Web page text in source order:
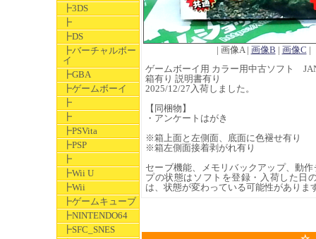
┣3DS
┣
┣DS
┣バーチャルボー
イ
┣GBA
┣ゲームボーイ
┣
┣
┣PSVita
┣PSP
┣
┣Wii U
┣Wii
┣ゲームキューブ
┣NINTENDO64
┣SFC_SNES
| 画像A | 画像B | 画像C |
ゲームボーイ用 カラー用中古ソフト
箱有り 説明書有り
2025/12/27入荷しました。
【同梱物】
・アンケートはがき
※箱上面と左側面、底面に色褪せ有り
※箱左側面接着剥がれ有り
セーブ機能、メモリバックアップ、動
プの状態はソフトを登録・入荷した日
は、状態が変わっている可能性がありま